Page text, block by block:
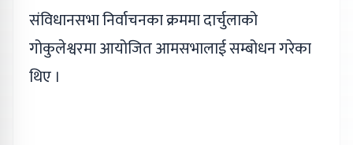
संविधानसभा निर्वाचनका क्रममा दार्चुलाको
गोकुलेश्वरमा आयोजित आमसभालाई सम्बोधन गरेका
थिए ।